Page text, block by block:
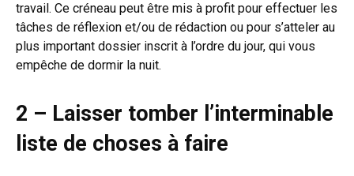
travail. Ce créneau peut être mis à profit pour effectuer les
tâches de réflexion et/ou de rédaction ou pour s’atteler au
plus important dossier inscrit à l’ordre du jour, qui vous
empêche de dormir la nuit.
2 – Laisser tomber l’interminable
liste de choses à faire